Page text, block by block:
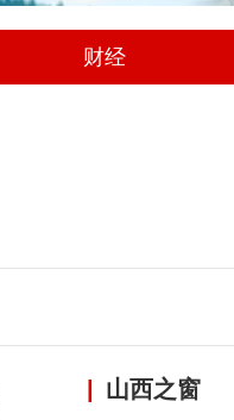
财经
山西之窗